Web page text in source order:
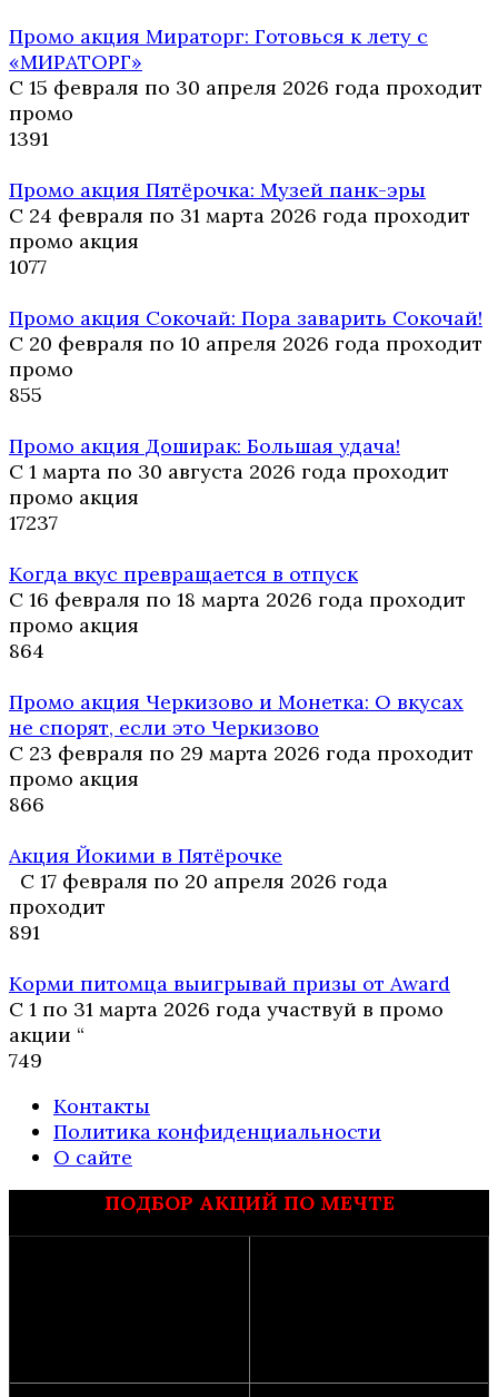
Промо акция Мираторг: Готовься к лету с
«МИРАТОРГ»
С 15 февраля по 30 апреля 2026 года проходит
промо
1391
Промо акция Пятёрочка: Музей панк-эры
С 24 февраля по 31 марта 2026 года проходит
промо акция
1077
Промо акция Сокочай: Пора заварить Сокочай!
С 20 февраля по 10 апреля 2026 года проходит
промо
855
Промо акция Доширак: Большая удача!
С 1 марта по 30 августа 2026 года проходит
промо акция
17237
Когда вкус превращается в отпуск
С 16 февраля по 18 марта 2026 года проходит
промо акция
864
Промо акция Черкизово и Монетка: О вкусах
не спорят, если это Черкизово
С 23 февраля по 29 марта 2026 года проходит
промо акция
866
Акция Йокими в Пятёрочке
С 17 февраля по 20 апреля 2026 года
проходит
891
Корми питомца выигрывай призы от Award
С 1 по 31 марта 2026 года участвуй в промо
акции “
749
Контакты
Политика конфиденциальности
О сайте
ПОДБОР АКЦИЙ ПО МЕЧТЕ